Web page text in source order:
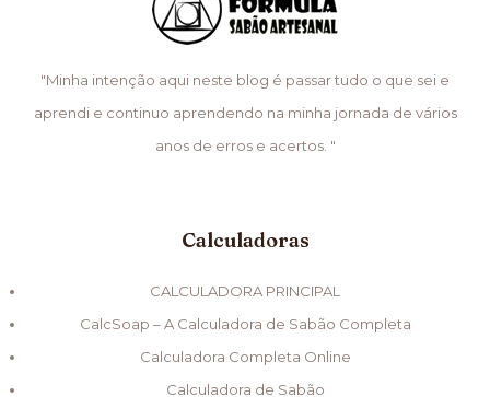
"Minha intenção aqui neste blog é passar tudo o que sei e
aprendi e continuo aprendendo na minha jornada de vários
anos de erros e acertos. "
Calculadoras
CALCULADORA PRINCIPAL
CalcSoap – A Calculadora de Sabão Completa
Calculadora Completa Online
Calculadora de Sabão